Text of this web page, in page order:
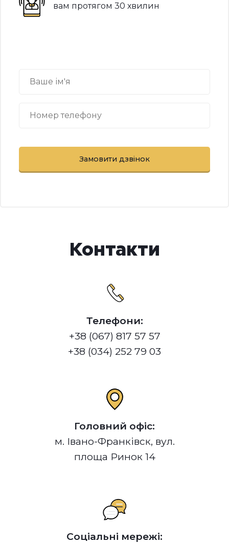
вам протягом 30 хвилин
Контакти
Телефони:
+38 (067) 817 57 57
+38 (034) 252 79 03
Головний офіс:
м. Івано-Франківск, вул.
площа Ринок 14
Соціальні мережі: